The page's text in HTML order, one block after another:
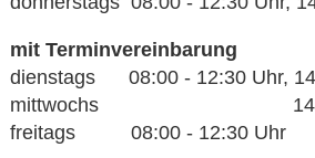
mit Terminvereinbarung
dienstags 08:00 - 12:30 Uhr,
mittwochs 14:00 -
freitags 08:00 - 12:30 Uhr